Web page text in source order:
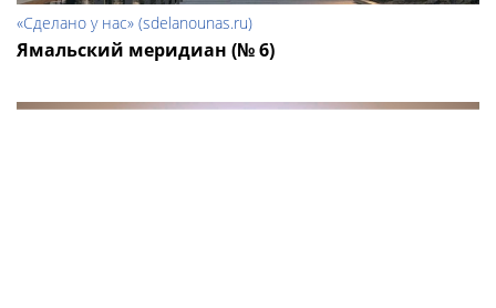
«Сделано у нас» (sdelanounas.ru)
Ямальский меридиан (№ 6)